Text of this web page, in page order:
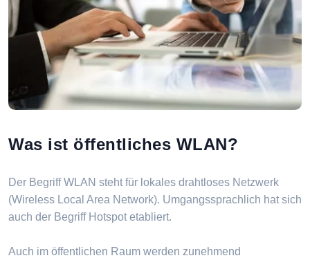
Was ist öffentliches WLAN?
Der Begriff WLAN steht für lokales drahtloses Netzwerk
(Wireless Local Area Network). Umgangssprachlich hat sich
auch der Begriff Hotspot etabliert.
Auch im öffentlichen Raum werden zunehmend